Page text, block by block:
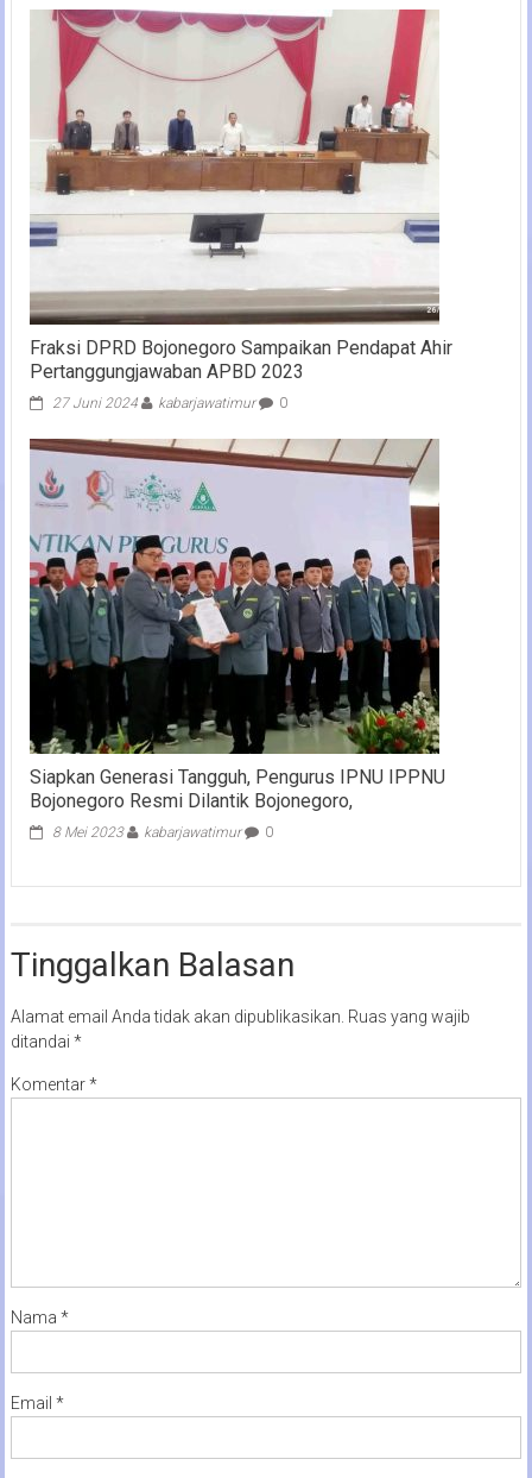
Fraksi DPRD Bojonegoro Sampaikan Pendapat Ahir
Pertanggungjawaban APBD 2023
27 Juni 2024 kabarjawatimur 0
Siapkan Generasi Tangguh, Pengurus IPNU IPPNU
Bojonegoro Resmi Dilantik Bojonegoro,
8 Mei 2023 kabarjawatimur 0
Tinggalkan Balasan
Alamat email Anda tidak akan dipublikasikan. Ruas yang wajib
ditandai *
Komentar*
Nama *
Email *